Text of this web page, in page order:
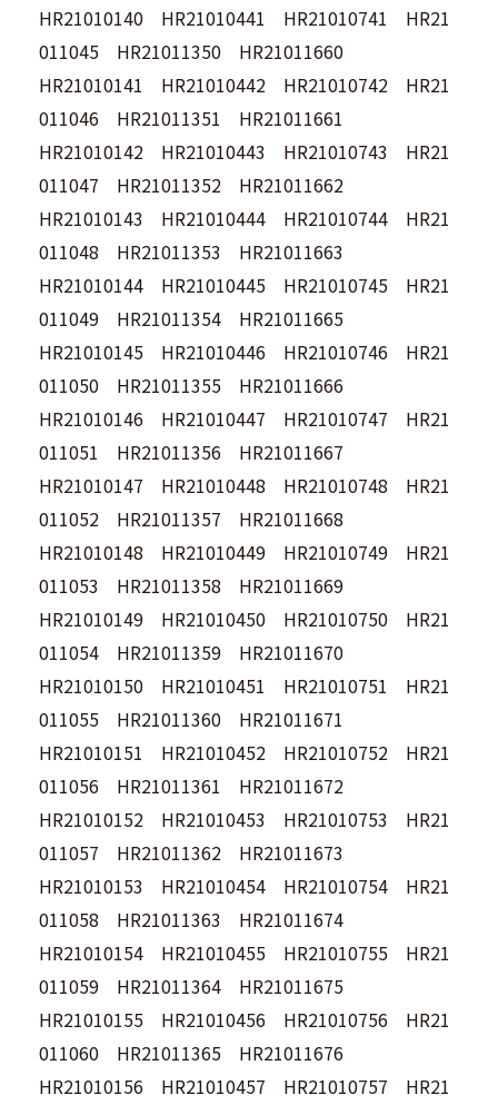
HR21010140 HR21010441 HR21010741 HR21
011045 HR21011350 HR21011660
HR21010141 HR21010442 HR21010742 HR21
011046 HR21011351 HR21011661
HR21010142 HR21010443 HR21010743 HR21
011047 HR21011352 HR21011662
HR21010143 HR21010444 HR21010744 HR21
011048 HR21011353 HR21011663
HR21010144 HR21010445 HR21010745 HR21
011049 HR21011354 HR21011665
HR21010145 HR21010446 HR21010746 HR21
011050 HR21011355 HR21011666
HR21010146 HR21010447 HR21010747 HR21
011051 HR21011356 HR21011667
HR21010147 HR21010448 HR21010748 HR21
011052 HR21011357 HR21011668
HR21010148 HR21010449 HR21010749 HR21
011053 HR21011358 HR21011669
HR21010149 HR21010450 HR21010750 HR21
011054 HR21011359 HR21011670
HR21010150 HR21010451 HR21010751 HR21
011055 HR21011360 HR21011671
HR21010151 HR21010452 HR21010752 HR21
011056 HR21011361 HR21011672
HR21010152 HR21010453 HR21010753 HR21
011057 HR21011362 HR21011673
HR21010153 HR21010454 HR21010754 HR21
011058 HR21011363 HR21011674
HR21010154 HR21010455 HR21010755 HR21
011059 HR21011364 HR21011675
HR21010155 HR21010456 HR21010756 HR21
011060 HR21011365 HR21011676
HR21010156 HR21010457 HR21010757 HR21